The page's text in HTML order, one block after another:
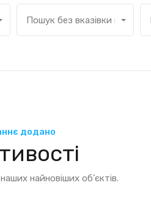
спалень
Пошук без вказівки
додано
найновіших об’єктів.